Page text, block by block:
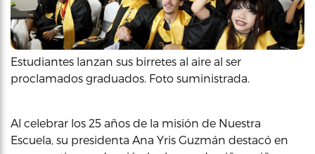
Estudiantes lanzan sus birretes al aire al ser
proclamados graduados. Foto suministrada.
Al celebrar los 25 años de la misión de Nuestra
Escuela, su presidenta Ana Yris Guzmán destacó en